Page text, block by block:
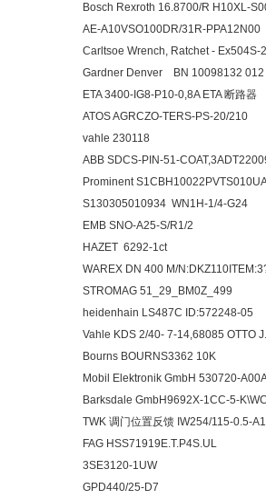
Bosch Rexroth 16.8700/R H10XL-
AE-A10VSO100DR/31R-PPA12N00
Carltsoe Wrench, Ratchet - Ex504S-
Gardner Denver BN 10098132 012
ETA 3400-IG8-P10-0,8A ETA 断路器
ATOS AGRCZO-TERS-PS-20/210
vahle 230118
ABB SDCS-PIN-51-
Prominent
S130305010934 WN1H-1/4-G24
EMB SNO-A25-S/R1/2
HAZET 6292-1ct
WAREX DN 400 M/
STROMAG 51_29_BM0Z_499
heidenhain LS487C ID:572248-05
Vahle KDS 2/40- 7-14,68085 OTTO
Bourns BOURNS3362 10K
Mobil Elektronik GmbH 530720-
Barksdale GmbH9692X-1CC-5-
TWK 调门位置反馈 IW254/115-0.5-
FAG HSS71919E.T.P4S.UL
3SE3120-1UW
GPD440/25-D7